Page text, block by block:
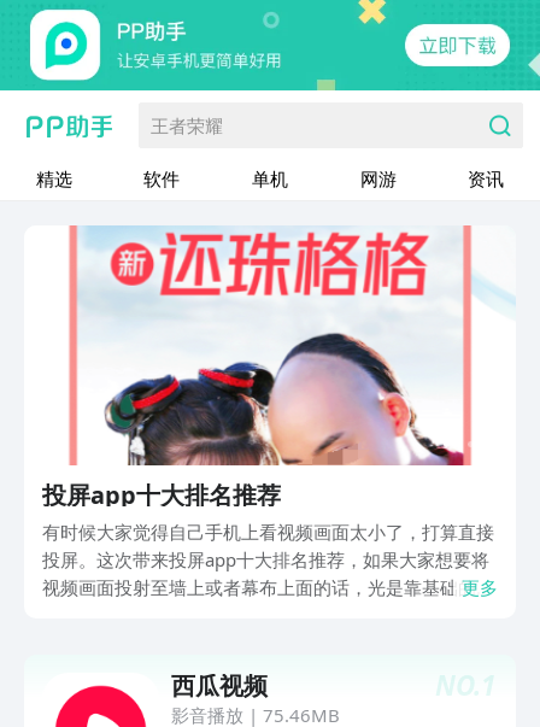
王者荣耀
精选 软件 单机 网游 资讯
投屏app十大排名推荐
有时候大家觉得自己手机上看视频画面太小了，打算直接
投屏。这次带来投屏app十大排名推荐，如果大家想要将
视频画面投射至墙上或者幕布上面的话，光是靠基础的设
更多
NO.1
西瓜视频
影音播放 | 75.46MB